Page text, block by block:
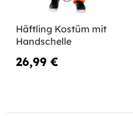
Häftling Kostüm mit
Handschelle
26,99 €